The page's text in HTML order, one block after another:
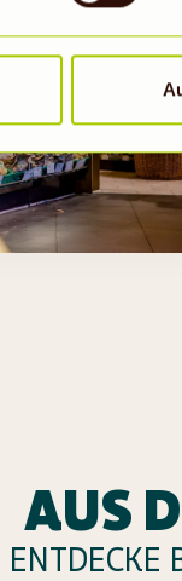
AUS
ENTDECKE